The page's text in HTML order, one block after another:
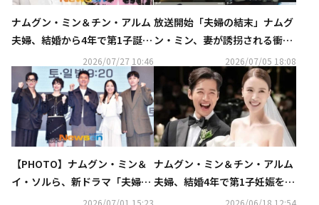
ナムグン・ミン＆チン・アルム
夫婦、結婚から4年で第1子誕
生！事務所が公式コメント
2026/07/27 10:46
放送開始「夫婦の結末」ナムグ
ン・ミン、妻が誘拐される衝撃
の展開でスタート【ネタバレあ
り】
2026/07/05 18:08
【PHOTO】ナムグン・ミン＆
イ・ソルら、新ドラマ「夫婦の
結末」制作発表会に出席
2026/07/01 15:23
ナムグン・ミン＆チン・アルム
夫婦、結婚4年で第1子妊娠を発
表！「新しい命を迎える準備を
2026/06/18 12:54